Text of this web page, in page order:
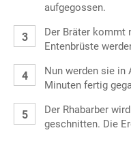
aufgegossen.
Der Bräter kommt
Entenbrüste
Nun werden sie in
Minuten fertig
Der Rhabarber
geschnitten. Die